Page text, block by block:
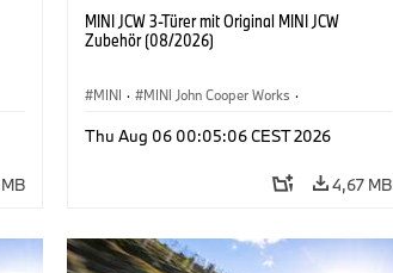
MINI JCW 3-Türer mit Original MINI JCW
Zubehör (08/2026)
MINI · MINI John Cooper Works ·
Sonderausstattungen, Zubehör
Thu Aug 06 00:05:06 CEST 2026
4,67 MB